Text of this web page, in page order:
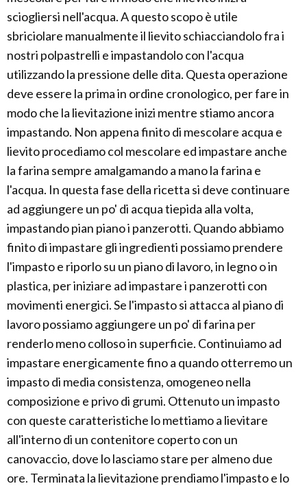
sciogliersi nell'acqua. A questo scopo è utile
sbriciolare manualmente il lievito schiacciandolo fra i
nostri polpastrelli e impastandolo con l'acqua
utilizzando la pressione delle dita. Questa operazione
deve essere la prima in ordine cronologico, per fare in
modo che la lievitazione inizi mentre stiamo ancora
impastando. Non appena finito di mescolare acqua e
lievito procediamo col mescolare ed impastare anche
la farina sempre amalgamando a mano la farina e
l'acqua. In questa fase della ricetta si deve continuare
ad aggiungere un po' di acqua tiepida alla volta,
impastando pian piano i panzerotti. Quando abbiamo
finito di impastare gli ingredienti possiamo prendere
l'impasto e riporlo su un piano di lavoro, in legno o in
plastica, per iniziare ad impastare i panzerotti con
movimenti energici. Se l'impasto si attacca al piano di
lavoro possiamo aggiungere un po' di farina per
renderlo meno colloso in superficie. Continuiamo ad
impastare energicamente fino a quando otterremo un
impasto di media consistenza, omogeneo nella
composizione e privo di grumi. Ottenuto un impasto
con queste caratteristiche lo mettiamo a lievitare
all'interno di un contenitore coperto con un
canovaccio, dove lo lasciamo stare per almeno due
ore. Terminata la lievitazione prendiamo l'impasto e lo